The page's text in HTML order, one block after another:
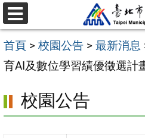
跳
至
主
要
容
區
選
單
首頁 > 校園公告 > 最新消息
育AI及數位學習績優徵選計
校園公告